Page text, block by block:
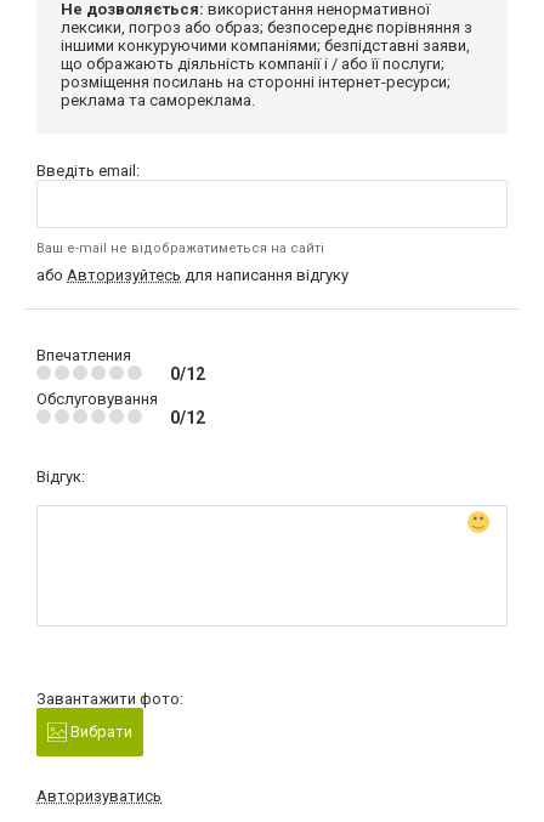
Не дозволяється: використання ненормативної
лексики, погроз або образ; безпосереднє порівняння з
іншими конкуруючими компаніями; безпідставні заяви,
що ображають діяльність компанії і / або її послуги;
розміщення посилань на сторонні інтернет-ресурси;
реклама та самореклама.
Введіть email:
Ваш e-mail не відображатиметься на сайті
або Авторизуйтесь для написання відгуку
Впечатления
0/12
Обслуговування
0/12
Відгук:
Завантажити фото:
Вибрати
Авторизуватись